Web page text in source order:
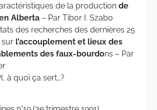
de la production de
Alberta – Par Tibor I. Szabo
des recherches des dernières 25
sur l’accouplement et lieux des
des faux-bourdons – Par
à quoi ça sert…?